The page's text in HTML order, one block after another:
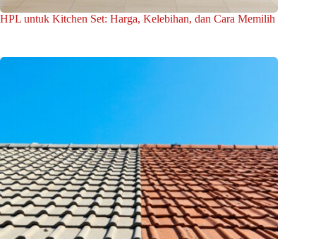
HPL untuk Kitchen Set: Harga, Kelebihan, dan Cara Memilih